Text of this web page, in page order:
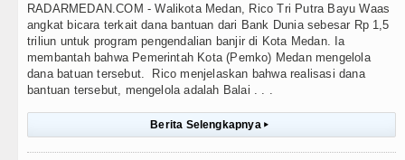
RADARMEDAN.COM - Walikota Medan, Rico Tri Putra Bayu Waas
angkat bicara terkait dana bantuan dari Bank Dunia sebesar Rp 1,5
triliun untuk program pengendalian banjir di Kota Medan. Ia
membantah bahwa Pemerintah Kota (Pemko) Medan mengelola
dana batuan tersebut. Rico menjelaskan bahwa realisasi dana
bantuan tersebut, mengelola adalah Balai . . .
Berita Selengkapnya ▸